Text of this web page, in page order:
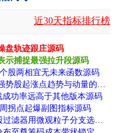
近30天指标排行榜
盘轨迹跟庄源码
示捕捉最强拉升段源码
股两相宜无未来函数源码
成功率远高于其他版本源码
拐点起爆副图指标源码